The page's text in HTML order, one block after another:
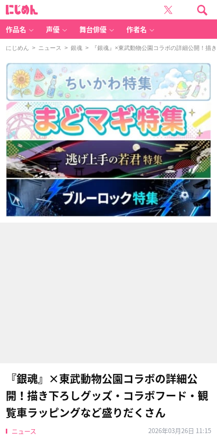
作品名 声優 舞台俳優 作者名
にじめん > ニュース > 銀魂 > 『銀魂』×東武動物公園コラボの詳細公開！描
『銀魂』×東武動物公園コラボの詳細公
開！描き下ろしグッズ・コラボフード・観
覧車ラッピングなど盛りだくさん
ニュース 2026年03月26日 11:15